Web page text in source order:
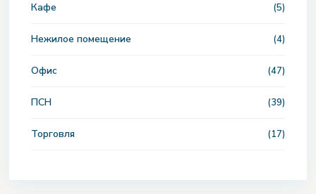
Кафе (5)
Нежилое помещение (4)
Офис (47)
ПСН (39)
Торговля (17)